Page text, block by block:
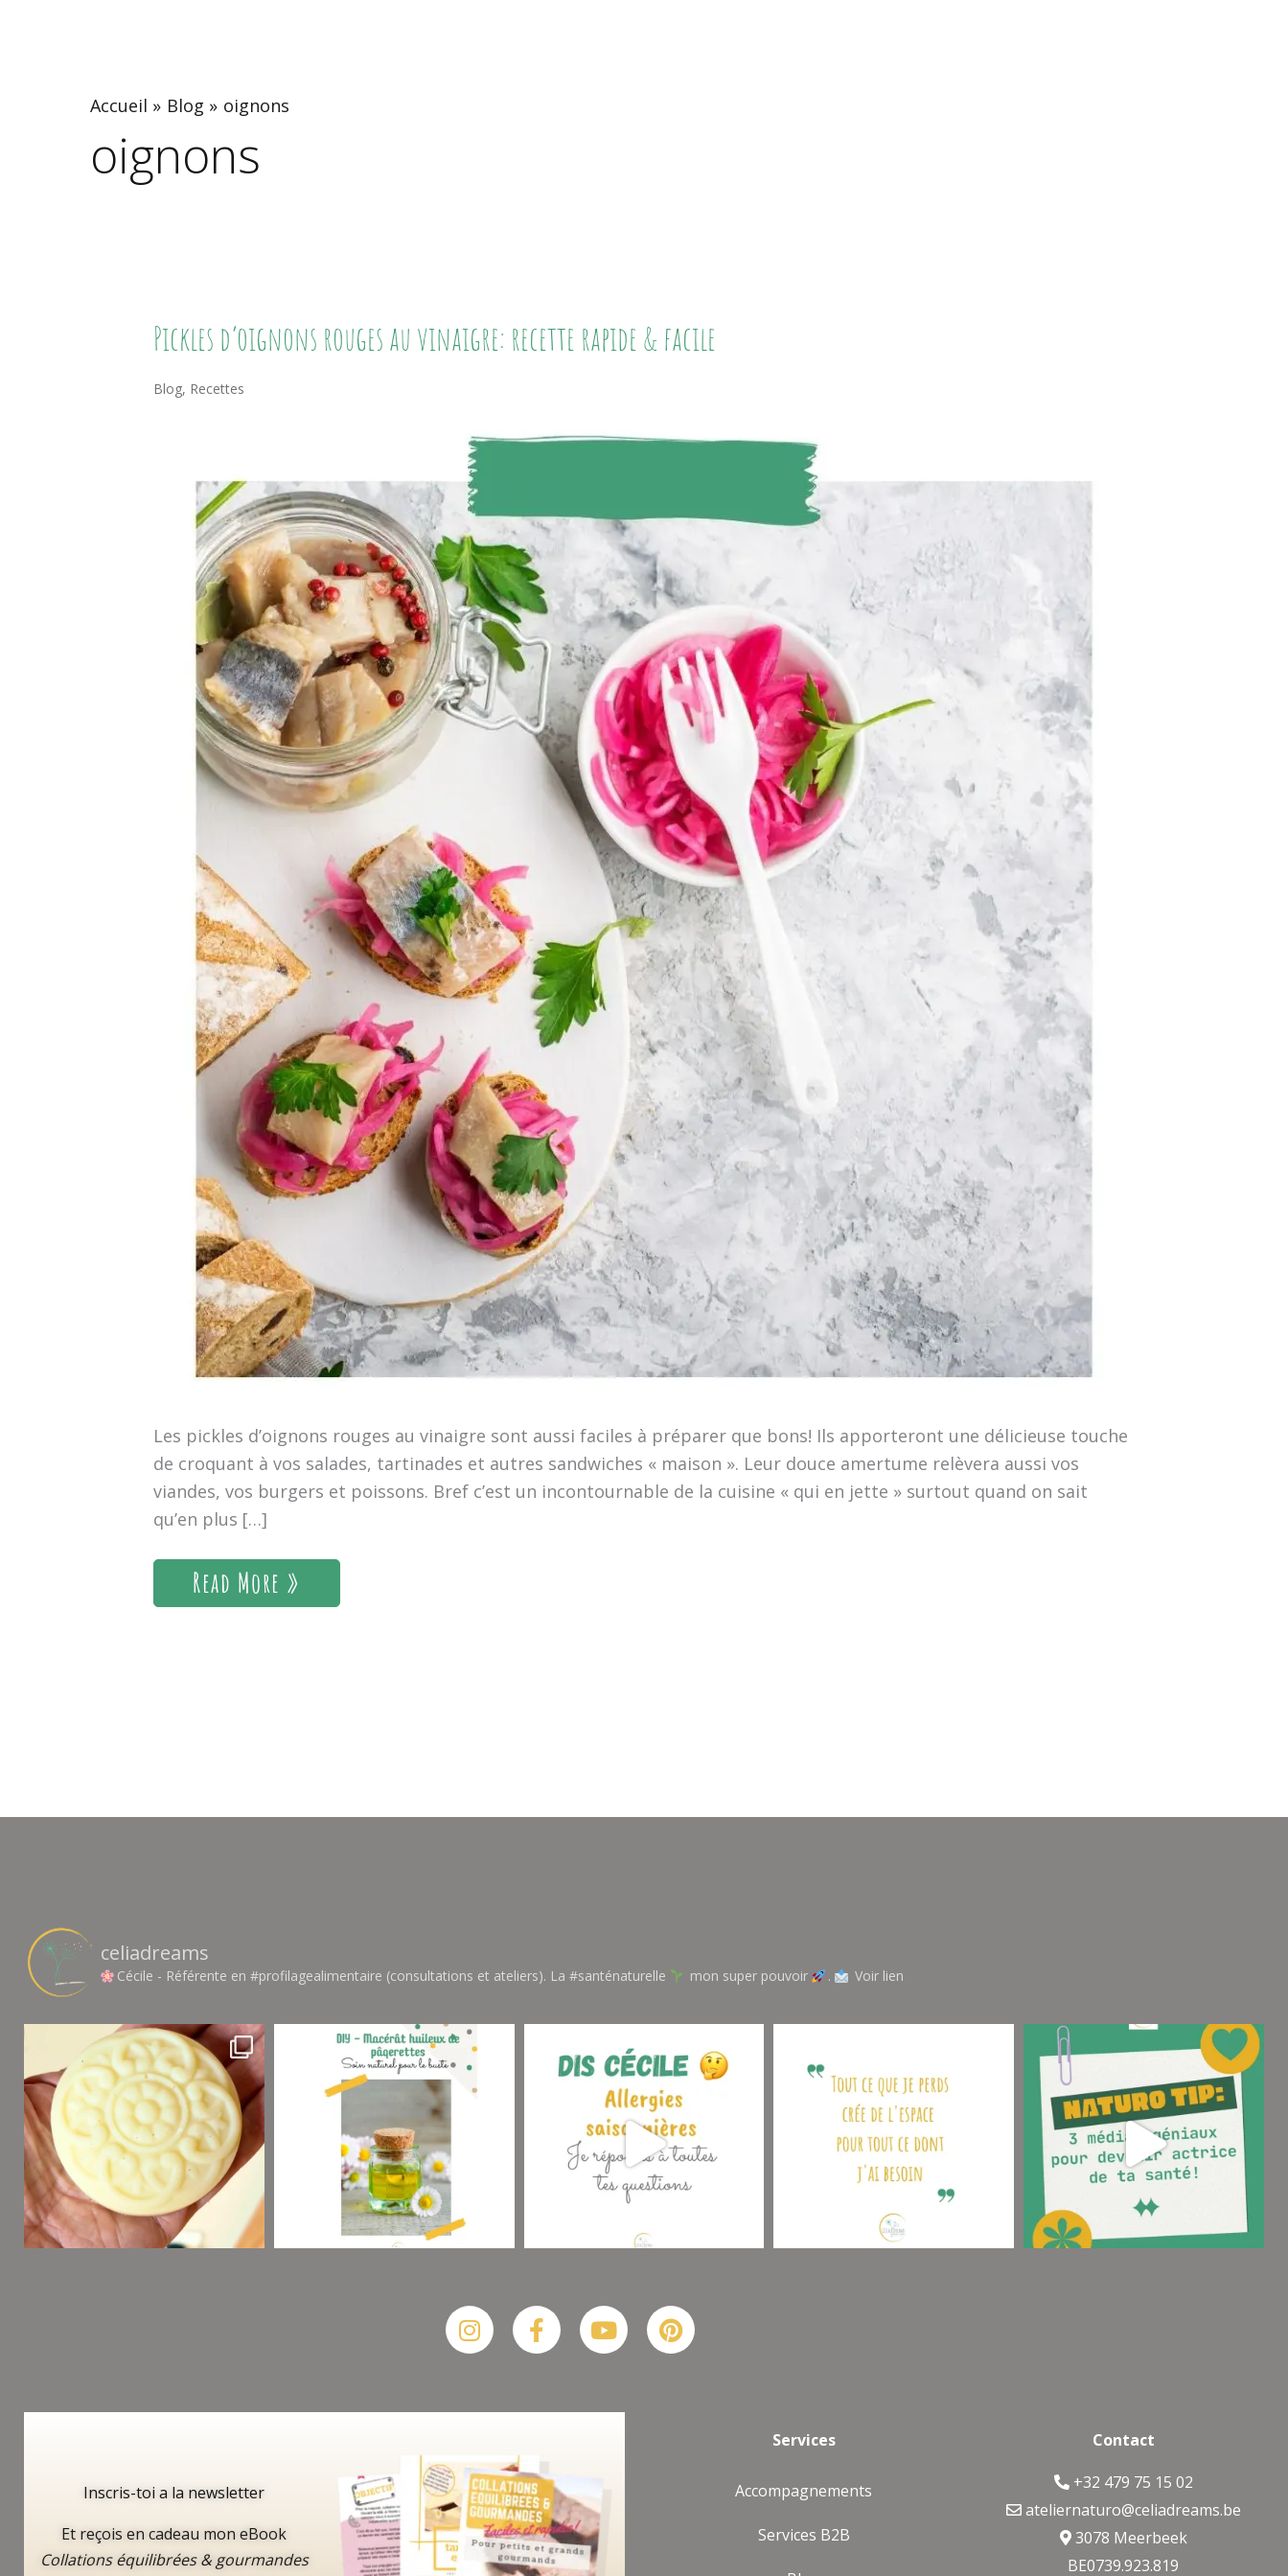
Accueil Blog oignons
oignons
Pickles d’oignons rouges au vinaigre: recette rapide & facile
Blog, Recettes
Les pickles d’oignons rouges au vinaigre sont aussi faciles à préparer que bons! Ils apporteront une délicieuse touche
de croquant à vos salades, tartinades et autres sandwiches « maison ». Leur douce amertume relèvera aussi vos
viandes, vos burgers et poissons. Bref c’est un incontournable de la cuisine « qui en jette » surtout quand on sait
qu’en plus […]
Pickles
D’oignons
Rouges
Rapide
&
Facile
Read More »
celiadreams
Cécile - Référente en #profilagealimentaire (consultations et ateliers). La #santénaturelle mon super pouvoir . Voir lien
InstagramFacebook-
f
YoutubePinterest
Inscris-toi a la newsletter
Et reçois en cadeau mon eBook
Collations équilibrées & gourmandes
Services
Accompagnements
Services B2B
Contact
+32 479 75 15 02
ateliernaturo@celiadreams.be
3078 Meerbeek
BE0739.923.819